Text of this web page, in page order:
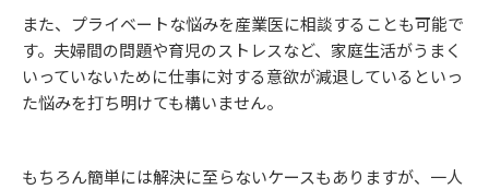
また、プライベートな悩みを産業医に相談することも可能で
す。夫婦間の問題や育児のストレスなど、家庭生活がうまく
いっていないために仕事に対する意欲が減退しているといっ
た悩みを打ち明けても構いません。
もちろん簡単には解決に至らないケースもありますが、一人